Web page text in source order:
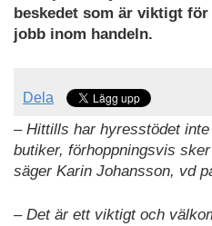
beskedet som är viktigt
jobb inom handeln.
Dela
– Hittills har hyresstödet
butiker, förhoppningsvis
säger Karin Johansson, vd
– Det är ett viktigt och